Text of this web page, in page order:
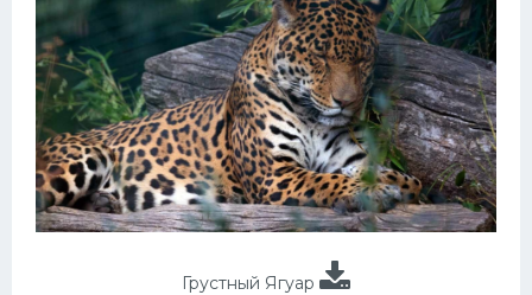
Грустный Ягуар